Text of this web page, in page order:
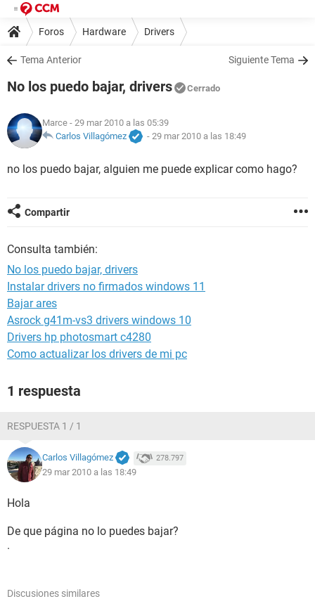
Foros Hardware Drivers
Tema Anterior Siguiente Tema
No los puedo bajar, drivers Cerrado
Marce - 29 mar 2010 a las 05:39
Carlos Villagómez
- 29 mar 2010 a las 18:49
no los puedo bajar, alguien me puede explicar como hago?
Compartir
Consulta también:
No los puedo bajar, drivers
Instalar drivers no firmados windows 11
Bajar ares
Asrock g41m-vs3 drivers windows 10
Drivers hp photosmart c4280
Como actualizar los drivers de mi pc
1 respuesta
RESPUESTA 1 / 1
Carlos Villagómez 278.797
29 mar 2010 a las 18:49
Hola
De que página no lo puedes bajar?
.
Discusiones similares